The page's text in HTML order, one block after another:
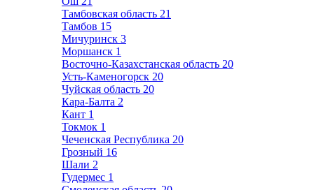
Тамбовская область 21
Тамбов 15
Мичуринск 3
Моршанск 1
Восточно-Казахстанская область 20
Усть-Каменогорск 20
Чуйская область 20
Кара-Балта 2
Кант 1
Токмок 1
Чеченская Республика 20
Грозный 16
Шали 2
Гудермес 1